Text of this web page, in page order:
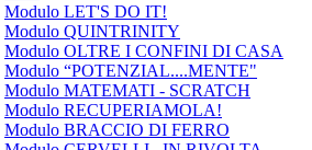
Modulo LET'S DO IT!
Modulo QUINTRINITY
Modulo OLTRE I CONFINI DI CASA
Modulo “POTENZIAL....MENTE"
Modulo MATEMATI - SCRATCH
Modulo RECUPERIAMOLA!
Modulo BRACCIO DI FERRO